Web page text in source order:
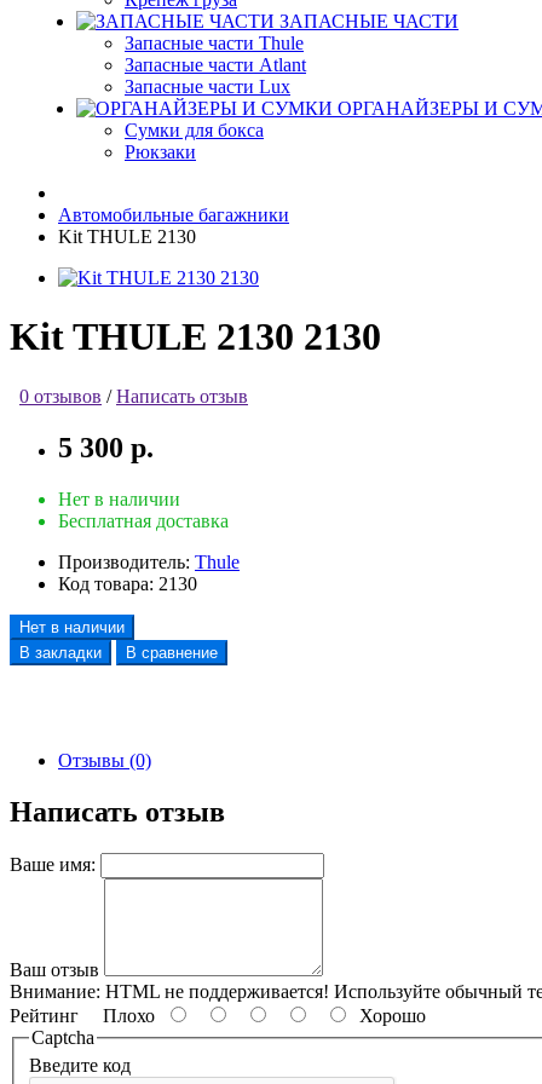
ЗАПАСНЫЕ ЧАСТИ
Запасные части Thule
Запасные части Atlant
Запасные части Lux
ОРГАНАЙЗЕРЫ И
Сумки для бокса
Рюкзаки
Автомобильные багажники
Kit THULE 2130
Kit THULE 2130 2130
0 отзывов /Написать отзыв
5 300 р.
Нет в наличии
Бесплатная доставка
Производитель: Thule
Код товара: 2130
Нет в наличии
В закладки
В сравнение
Отзывы (0)
Написать отзыв
Ваше имя:
Ваш отзыв
Внимание: HTML не поддерживается! Используйте обычный
Рейтинг Плохо
Хорошо
Captcha
Введите код